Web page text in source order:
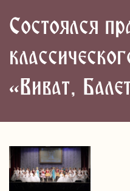
Состоялся
«Виват,